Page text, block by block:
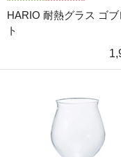
HARIO 耐熱グラス ゴブ
ト